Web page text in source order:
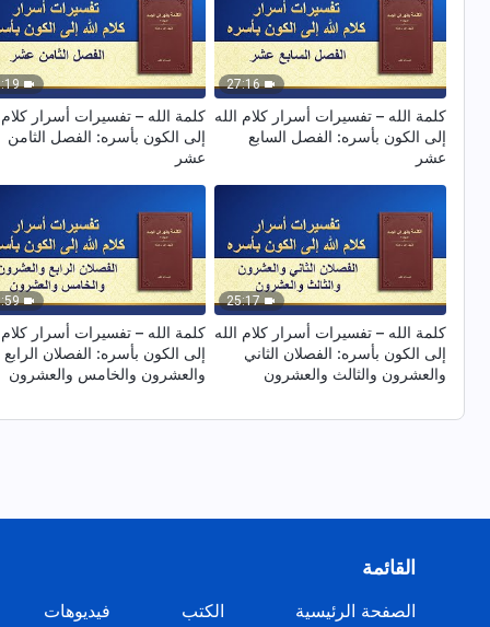
27:16
كلمة الله – تفسيرات أسرار كلام الله
إلى الكون بأسره: الفصل السابع
عشر
كلمة الله – تفسيرات أسرار كلام
إلى الكون بأسره: الفصل الثامن
عشر
25:17
كلمة الله – تفسيرات أسرار كلام الله
إلى الكون بأسره: الفصلان الثاني
والعشرون والثالث والعشرون
كلمة الله – تفسيرات أسرار كلام
إلى الكون بأسره: الفصلان الرابع
والعشرون والخامس والعشرون
القائمة
الصفحة الرئيسية الكتب فيديوهات